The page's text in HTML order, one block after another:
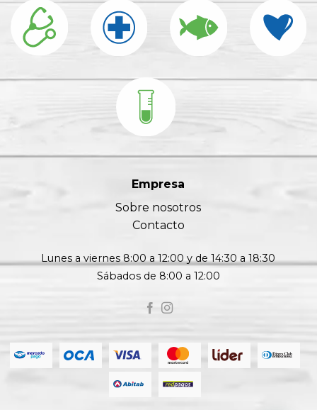
Empresa
Sobre nosotros
Contacto
Lunes a viernes 8:00 a 12:00 y de 14:30 a 18:30
Sábados de 8:00 a 12:00